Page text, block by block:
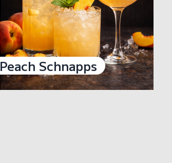
Peach Schnapps